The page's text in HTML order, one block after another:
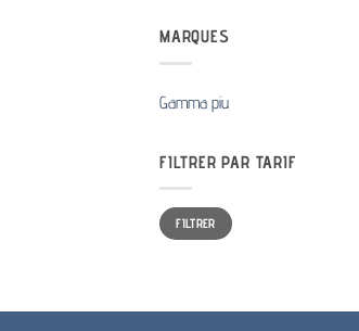
MARQUES
Gamma piu
FILTRER PAR TARIF
Prix
min
Prix
maxFILTRER